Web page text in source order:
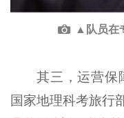
▲队员在
其三，运营保
国家地理科考旅行